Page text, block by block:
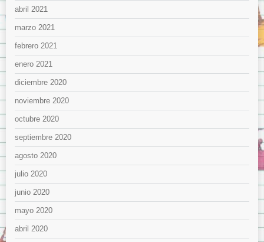
abril 2021
marzo 2021
febrero 2021
enero 2021
diciembre 2020
noviembre 2020
octubre 2020
septiembre 2020
agosto 2020
julio 2020
junio 2020
mayo 2020
abril 2020